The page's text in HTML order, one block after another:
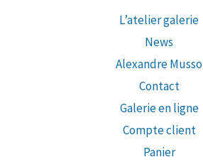
L’atelier galerie
News
Alexandre Musso
Contact
Galerie en ligne
Compte client
Panier